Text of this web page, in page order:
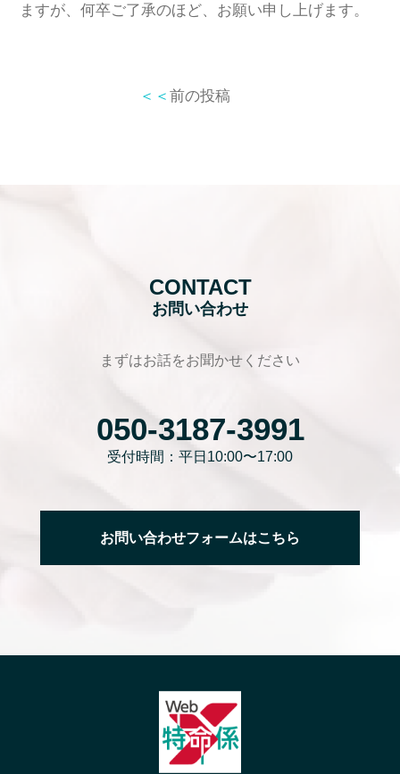
ますが、何卒ご了承のほど、お願い申し上げます。
＜＜ 前の投稿
CONTACT
お問い合わせ
まずはお話をお聞かせください
050-3187-3991
受付時間：平日10:00〜17:00
お問い合わせフォームはこちら